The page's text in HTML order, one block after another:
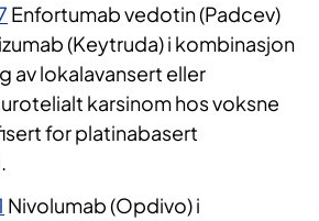
Enfortumab vedotin (Padcev)
(Keytruda) i kombinasjon
av lokalavansert eller
karsinom hos voksne
for platinabasert
Nivolumab (Opdivo) i